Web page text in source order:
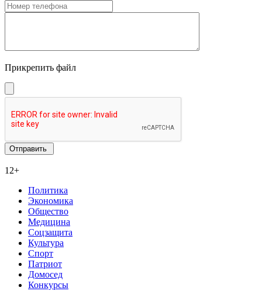
Прикрепить файл
12+
Политика
Экономика
Общество
Медицина
Соцзащита
Культура
Спорт
Патриот
Домосед
Конкурсы